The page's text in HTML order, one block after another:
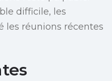
difficile, les
les réunions récentes